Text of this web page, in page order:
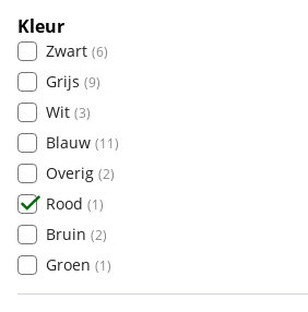
Benimar
Bentley
BMW (
Bold
BYD ( 4)
Cadillac
Casalini
Changan
Chatenet
Chevrolet (6)
Tipo
Kleur
Zwart (6)
Grijs (9)
Wit (3)
Blauw (11)
Overig (2)
Rood (1)
Bruin (2)
Groen (1)